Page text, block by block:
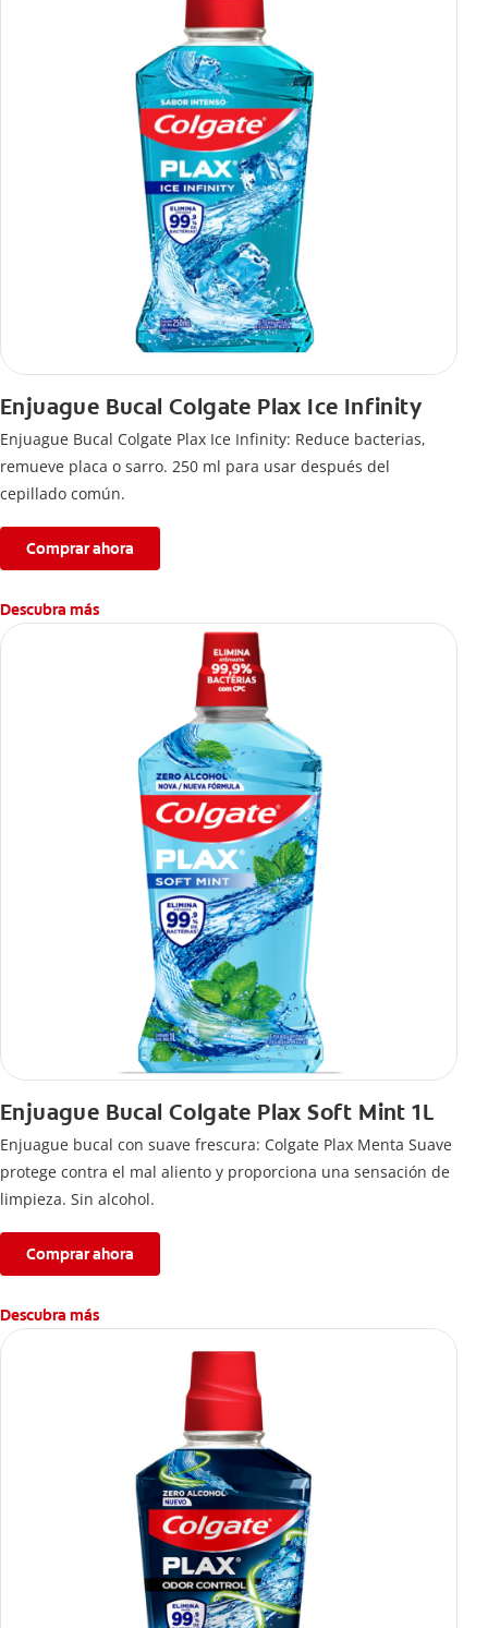
Enjuague Bucal Colgate Plax Ice Infinity
Enjuague Bucal Colgate Plax Ice Infinity: Reduce bacterias,
remueve placa o sarro. 250 ml para usar después del
cepillado común.
Comprar ahora
Descubra más
Enjuague Bucal Colgate Plax Soft Mint 1L
Enjuague bucal con suave frescura: Colgate Plax Menta Suave
protege contra el mal aliento y proporciona una sensación de
limpieza. Sin alcohol.
Comprar ahora
Descubra más